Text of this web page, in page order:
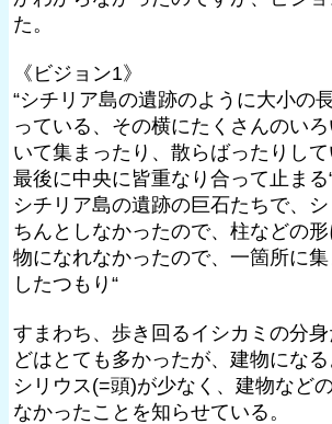
た。
《ビジョン1》
“シチリア島の遺跡のように大小の
っている、その横にたくさんのい
いて集まったり、散らばったりして
最後に中央に皆重なり合って止まる
シチリア島の遺跡の巨石たちで、
ちんとしなかったので、柱などの
物になれなかったので、一箇所に
したつもり“
すまわち、歩き回るイシカミの分
どはとても多かったが、建物にな
シリウス(=頭)が少なく、建物など
なかったことを知らせている。